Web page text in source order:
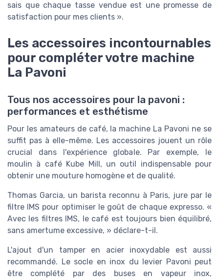
sais que chaque tasse vendue est une promesse de
satisfaction pour mes clients ».
Les accessoires incontournables
pour compléter votre machine
La Pavoni
Tous nos accessoires pour la pavoni :
performances et esthétisme
Pour les amateurs de café, la machine La Pavoni ne se
suffit pas à elle-même. Les accessoires jouent un rôle
crucial dans l'expérience globale. Par exemple, le
moulin à café Kube Mill, un outil indispensable pour
obtenir une mouture homogène et de qualité.
Thomas Garcia, un barista reconnu à Paris, jure par le
filtre IMS pour optimiser le goût de chaque expresso. «
Avec les filtres IMS, le café est toujours bien équilibré,
sans amertume excessive, » déclare-t-il.
L'ajout d'un tamper en acier inoxydable est aussi
recommandé. Le socle en inox du levier Pavoni peut
être complété par des buses en vapeur inox,